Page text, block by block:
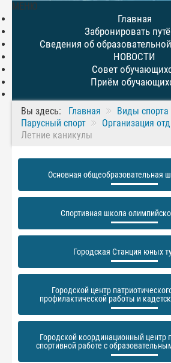
МЕНЮ
Главная
Забронировать
Сведения об
НОВОСТИ
Совет
Приём
Вы здесь: Главная
Виды спорта
Парусный спорт
Организация
Летние каникулы
Основная общеобразовательная
Спортивная школа
Городская Станция юных
Городской центр
профилактической работы и
Городской координационный центр
спортивной работе с